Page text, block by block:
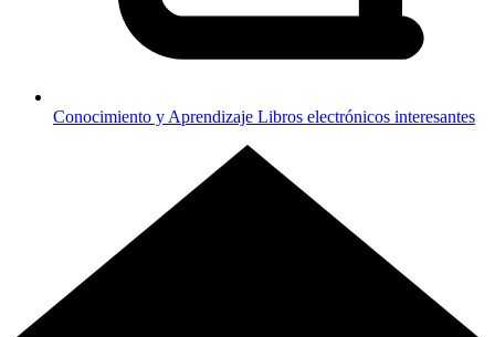
Conocimiento y Aprendizaje Libros electrónicos interesantes